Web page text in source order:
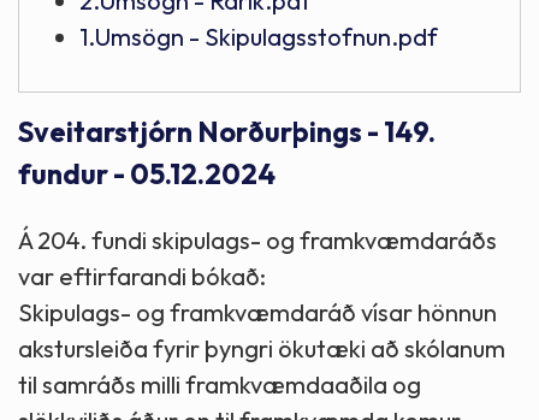
1.Umsögn - Skipulagsstofnun.pdf
Sveitarstjórn Norðurþings - 149.
fundur - 05.12.2024
Á 204. fundi skipulags- og framkvæmdaráðs
var eftirfarandi bókað:
Skipulags- og framkvæmdaráð vísar hönnun
akstursleiða fyrir þyngri ökutæki að skólanum
til samráðs milli framkvæmdaaðila og